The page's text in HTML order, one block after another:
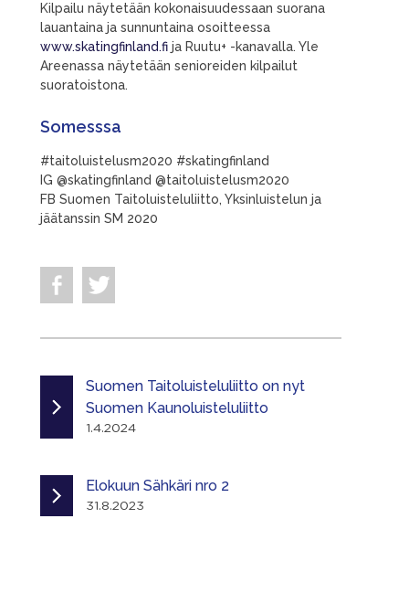
Kilpailu näytetään kokonaisuudessaan suorana
lauantaina ja sunnuntaina osoitteessa
www.skatingfinland.fi ja Ruutu+ -kanavalla. Yle
Areenassa näytetään senioreiden kilpailut
suoratoistona.
Somesssa
#taitoluistelusm2020 #skatingfinland
IG @skatingfinland @taitoluistelusm2020
FB Suomen Taitoluisteluliitto, Yksinluistelun ja
jäätanssin SM 2020
Suomen Taitoluisteluliitto on nyt
Suomen Kaunoluisteluliitto
1.4.2024
Elokuun Sähkäri nro 2
31.8.2023